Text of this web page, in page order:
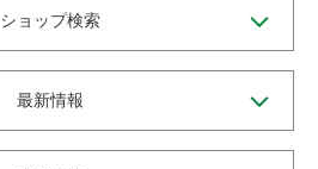
ショップ検索
最新情報